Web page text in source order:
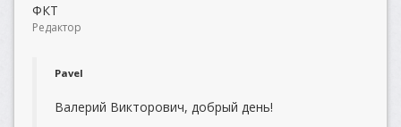
ФКТ
Редактор
Pavel
Валерий Викторович, добрый день!